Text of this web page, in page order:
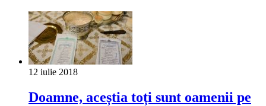
12 iulie 2018
Doamne, aceștia toți sunt oamenii pe